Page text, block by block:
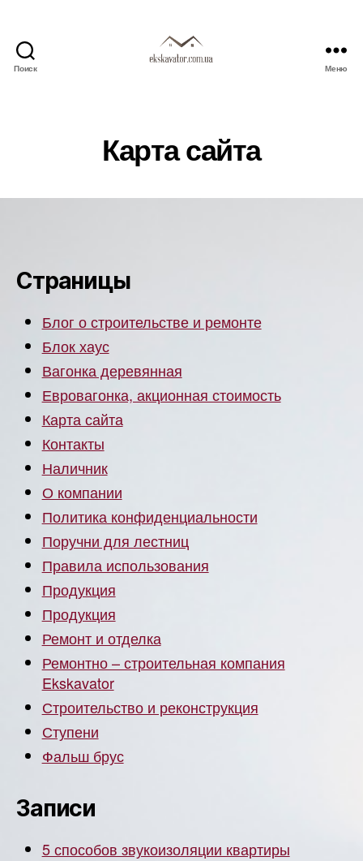
Поиск Меню
Карта сайта
Страницы
Блог о строительстве и ремонте
Блок хаус
Вагонка деревянная
Евровагонка, акционная стоимость
Карта сайта
Контакты
Наличник
О компании
Политика конфиденциальности
Поручни для лестниц
Правила использования
Продукция
Продукция
Ремонт и отделка
Ремонтно – строительная компания
Ekskavator
Строительство и реконструкция
Ступени
Фальш брус
Записи
5 способов звукоизоляции квартиры